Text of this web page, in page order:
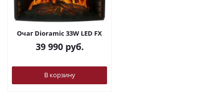
Очаг Dioramic 33W LED FX
39 990руб.
В корзину